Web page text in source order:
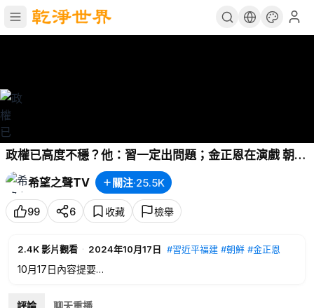
政權已高度不穩？他：習一定出問題；金正恩在演戲 朝鮮
下一目標是這？【兩岸要聞】
希望之聲TV
關注·25.5K
99 6 收藏 檢舉
2.4K影片觀看 · 2024年10月17日 #習近平福建 #朝鮮 #金正恩
10月17日內容提要
06:08
金正恩下個目標引人憂慮 台國防部談中朝是否聯手
評論 聊天重播